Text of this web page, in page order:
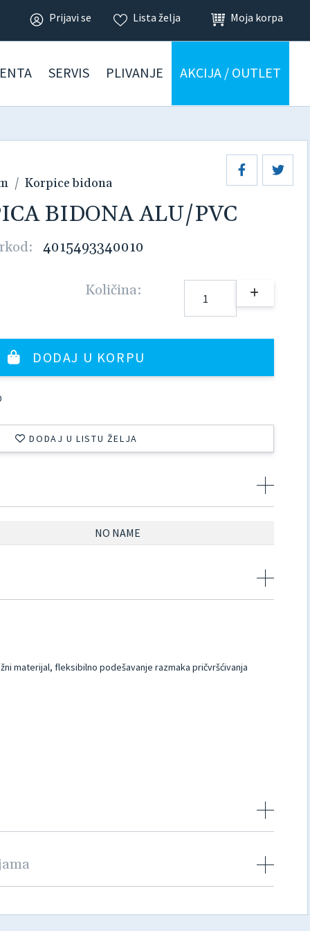
Prijavi se Lista želja Moja korpa
SERVIS PLIVANJE AKCIJA / OUTLET
Korpice bidona
BIDONA ALU/PVC
4015493340010
Količina:
DODAJ U KORPU
DODAJ U LISTU ŽELJA
NO NAME
materijal, fleksibilno podešavanje razmaka pričvršćivanja